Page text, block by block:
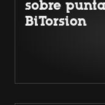
sobre
BiTorsion